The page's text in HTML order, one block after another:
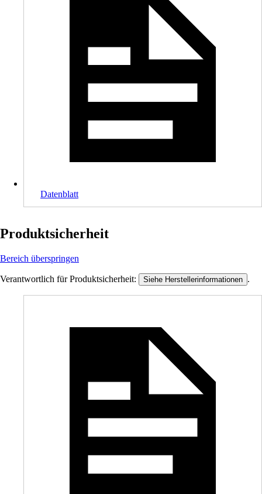
Datenblatt
Produktsicherheit
Bereich überspringen
Verantwortlich für Produktsicherheit: Siehe Herstellerinformationen .